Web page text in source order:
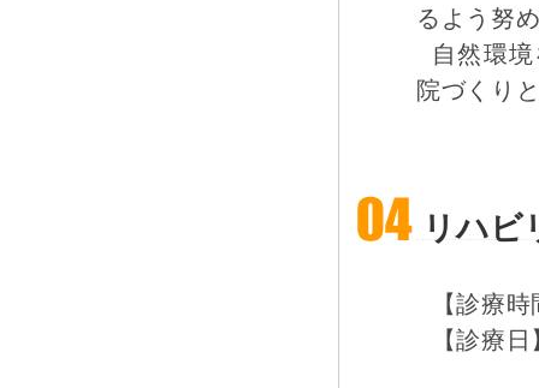
るよう努
自然環
院づくり
リハビ
【診療
【診療